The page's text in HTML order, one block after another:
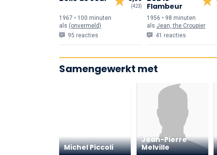
(423)
1967 • 100 minuten
als (onvermeld)
95 reacties
Flambeur
1956 • 98 minuten
als Jean, the Croupier
41 reacties
Samengewerkt met
Michel Piccoli
Jean-Pierre
Melville